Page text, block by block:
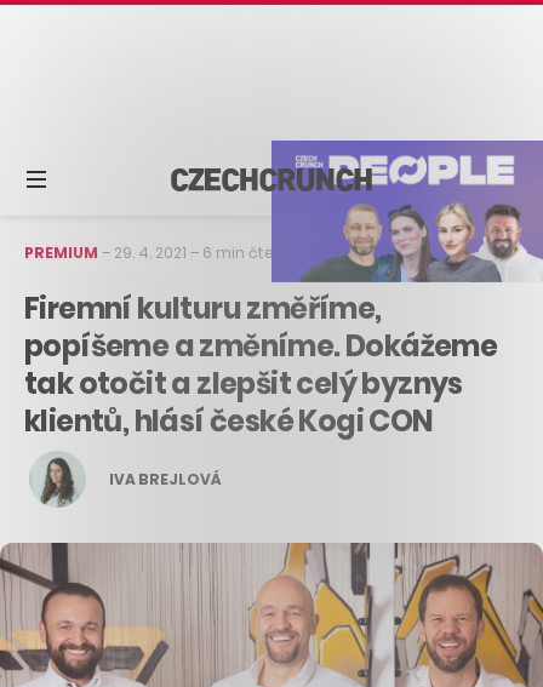
PREMIUM – 29. 4. 2021 – 6 min čtení
Firemní kulturu změříme,
popíšeme a změníme. Dokážeme
tak otočit a zlepšit celý byznys
klientů, hlásí české Kogi CON
IVA BREJLOVÁ